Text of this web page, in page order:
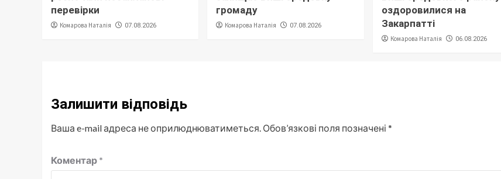
перевірки
Комарова Наталія 07.08.2026
громаду
Комарова Наталія 07.08.2026
оздоровилися на
Закарпатті
Комарова Наталія 06.08.2026
Залишити відповідь
Ваша e-mail адреса не оприлюднюватиметься. Обов’язкові поля позначені *
Коментар *